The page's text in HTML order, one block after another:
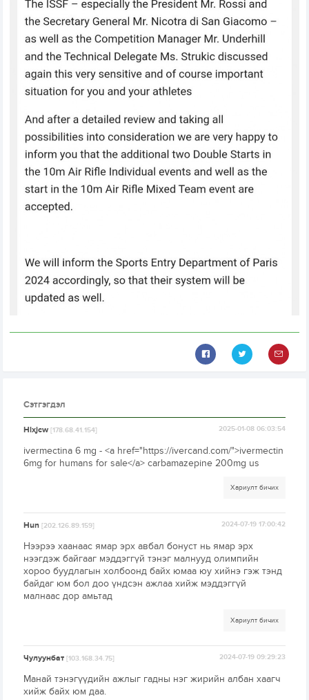
Сэтгэгдэл
Hlxjcw[178.68.41.154] 2025-01-08 06:03:54
ivermectina 6 mg - <a href="https://ivercand.com/">ivermectin
6mg for humans for sale</a> carbamazepine 200mg us
Хариулт бичих
Hun[202.126.89.159] 2024-07-19 17:00:42
Нээрээ хаанаас ямар эрх авбал бонуст нь ямар эрх
нээгдэж байгааг мэддэггүй тэнэг малнууд олимпийн
хороо буудлагын холбоонд байх юмаа юу хийнэ гэж тэнд
байдаг юм бол доо үндсэн ажлаа хийж мэддэггүй
малнаас дор амьтад
Хариулт бичих
Чулуунбат[103.168.34.75] 2024-07-19 09:29:23
Манай тэнэгүүдийн ажлыг гадны нэг жирийн албан хаагч
хийж байх юм даа.